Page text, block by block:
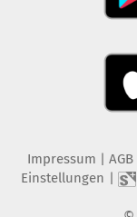
Impressum AGB
Einstellungen